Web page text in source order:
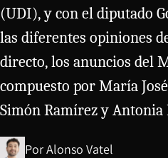
(UDI), y con el diputado
las diferentes opiniones
directo, los anuncios del
compuesto por María
Simón Ramírez y Antonia
PorAlonso Vatel